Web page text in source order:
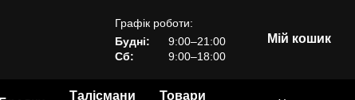
Графік роботи:
Будні:
9:00–21:00
Сб:
9:00–18:00
Мій кошик
Талісмани
Товари